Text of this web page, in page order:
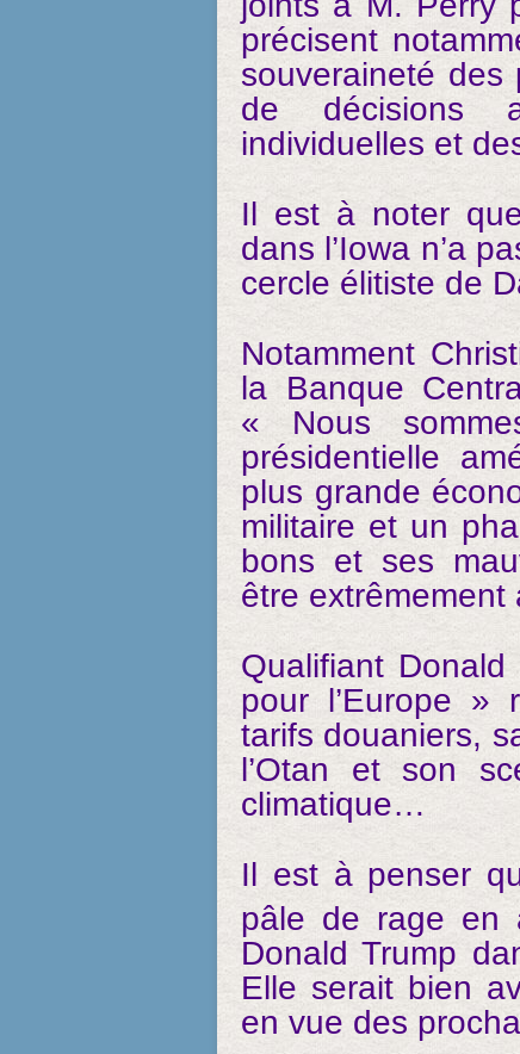
précisent
souveraineté des
de décisions
individuelles et
Il est à noter
dans l’Iowa n’a
cercle élitiste de
Notamment
la Banque
« Nous
présidentielle
plus grande
militaire et un
bons et ses
être
Qualifiant
pour l’Europe »
tarifs douaniers,
l’Otan et son
climatique…
Il est à penser
pâle de rage en
Donald Trump
Elle serait bien
en vue des